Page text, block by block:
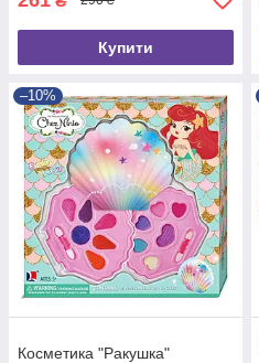
Купити
–10%
Косметика "Ракушка"